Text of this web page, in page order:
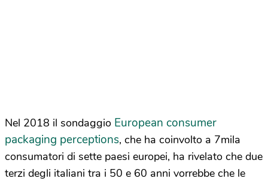
Nel 2018 il sondaggio European consumer
packaging perceptions, che ha coinvolto a 7mila
consumatori di sette paesi europei, ha rivelato che due
terzi degli italiani tra i 50 e 60 anni vorrebbe che le